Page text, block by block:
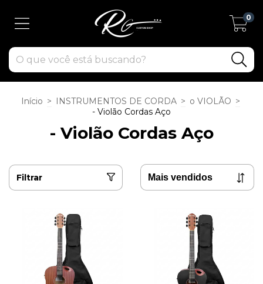
0
Início > INSTRUMENTOS DE CORDA > o VIOLÃO >
- Violão Cordas Aço
- Violão Cordas Aço
Filtrar